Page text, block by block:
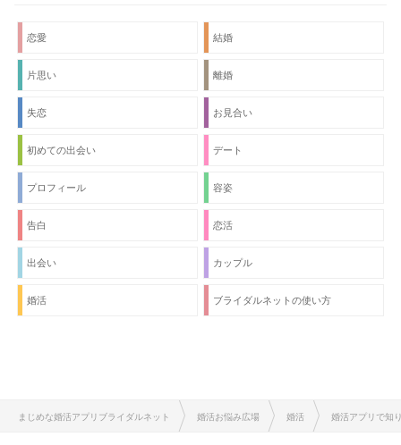
恋愛 結婚
片思い 離婚
失恋 お見合い
初めての出会い デート
プロフィール 容姿
告白 恋活
出会い カップル
婚活 ブライダルネットの使い方
まじめな婚活アプリブライダルネット 婚活お悩み広場 婚活 婚活アプリで知